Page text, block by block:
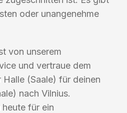
oder unangenehme
von unserem
und vertraue dem
(Saale) für deinen
nach Vilnius.
für ein